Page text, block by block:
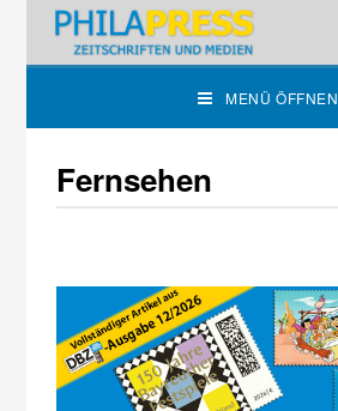
MENÜ ÖFFNEN
Fernsehen